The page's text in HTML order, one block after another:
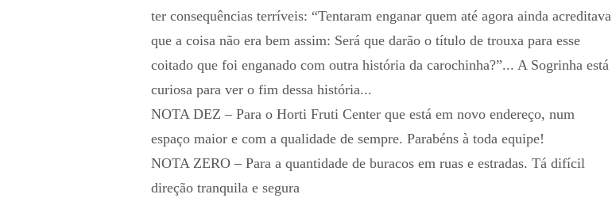
ter consequências terríveis: “Tentaram enganar quem até agora ainda acreditava
que a coisa não era bem assim: Será que darão o título de trouxa para esse
coitado que foi enganado com outra história da carochinha?”... A Sogrinha está
curiosa para ver o fim dessa história...
NOTA DEZ – Para o Horti Fruti Center que está em novo endereço, num
espaço maior e com a qualidade de sempre. Parabéns à toda equipe!
NOTA ZERO – Para a quantidade de buracos em ruas e estradas. Tá difícil
direção tranquila e segura